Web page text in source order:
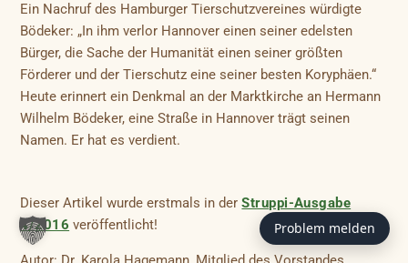
Ein Nachruf des Hamburger Tierschutzvereines würdigte
Bödeker: „In ihm verlor Hannover einen seiner edelsten
Bürger, die Sache der Humanität einen seiner größten
Förderer und der Tierschutz eine seiner besten Koryphäen.“
Heute erinnert ein Denkmal an der Marktkirche an Hermann
Wilhelm Bödeker, eine Straße in Hannover trägt seinen
Namen. Er hat es verdient.
Dieser Artikel wurde erstmals in derStruppi-Ausgabe
4/2016 veröffentlicht! Problem melden